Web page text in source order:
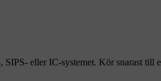
eller IC-systemet. Kör snarast till